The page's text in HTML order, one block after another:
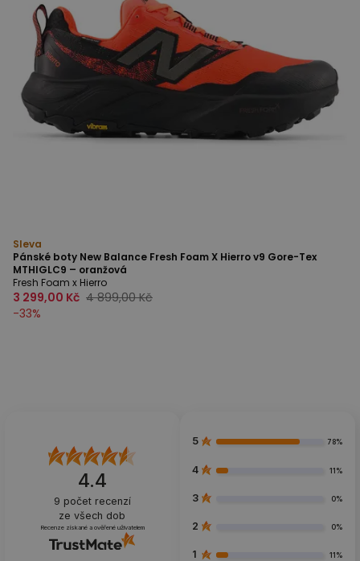
Sleva
Pánské boty New Balance Fresh Foam X Hierro v9 Gore-Tex
MTHIGLC9 – oranžová
Fresh Foam x Hierro
3 299,00 Kč 4 899,00 Kč
-33%
4.4
9 počet recenzí
ze všech dob
Recenze získané a ověřené uživatelem
5 78%
4 11%
3 0%
2 0%
1 11%